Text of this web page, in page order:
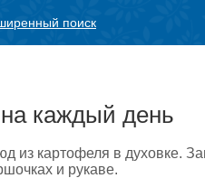
поиск
каждый день
из картофеля в духовке.
и рукаве.